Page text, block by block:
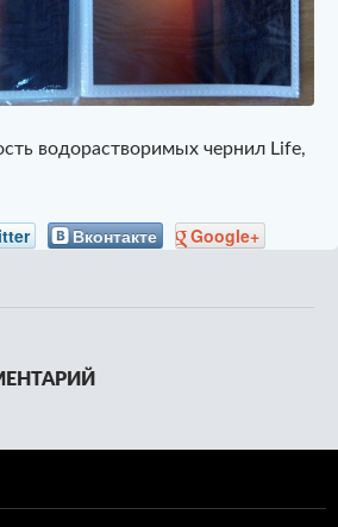
водорастворимых чернил Life,
Вконтакте Google+